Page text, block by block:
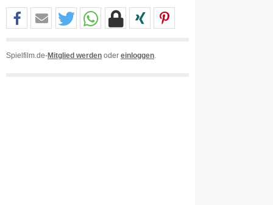
Spielfilm.de-Mitglied werden oder einloggen